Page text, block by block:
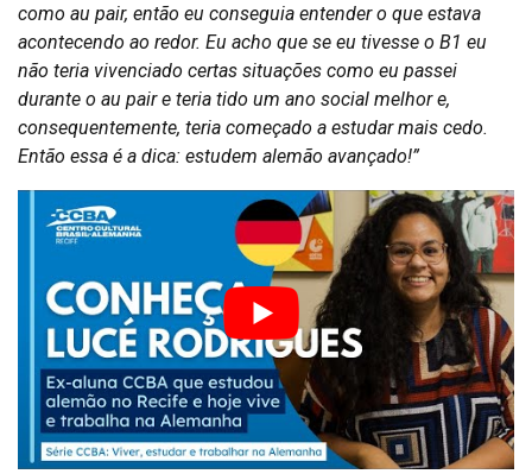
como au pair, então eu conseguia entender o que estava
acontecendo ao redor. Eu acho que se eu tivesse o B1 eu
não teria vivenciado certas situações como eu passei
durante o au pair e teria tido um ano social melhor e,
consequentemente, teria começado a estudar mais cedo.
Então essa é a dica: estudem alemão avançado!”